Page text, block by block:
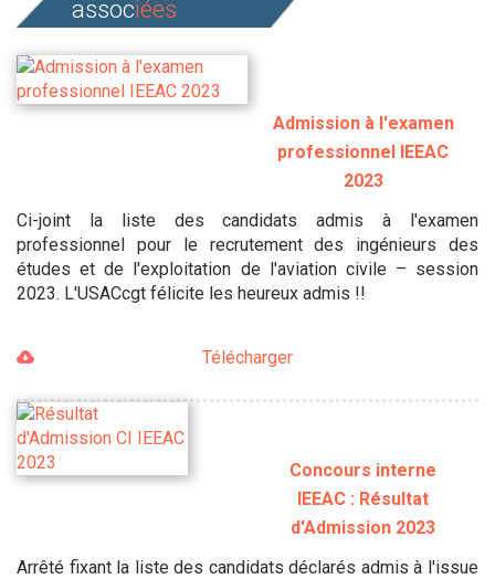
associées
Admission à l'examen
professionnel IEEAC
2023
Ci-joint la liste des candidats admis à l'examen
professionnel pour le recrutement des ingénieurs des
études et de l'exploitation de l'aviation civile – session
2023. L'USACcgt félicite les heureux admis !!
Télécharger
Concours interne
IEEAC : Résultat
d'Admission 2023
Arrêté fixant la liste des candidats déclarés admis à l'issue